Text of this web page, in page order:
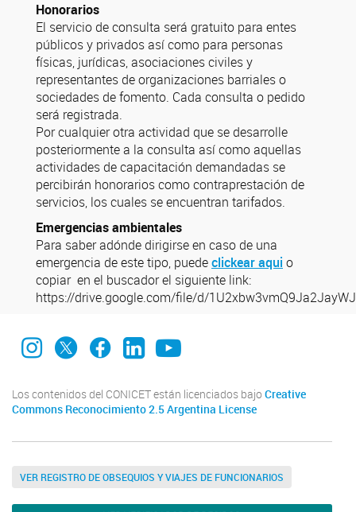
Honorarios
El servicio de consulta será gratuito para entes
públicos y privados así como para personas
físicas, jurídicas, asociaciones civiles y
representantes de organizaciones barriales o
sociedades de fomento. Cada consulta o pedido
será registrada.
Por cualquier otra actividad que se desarrolle
posteriormente a la consulta así como aquellas
actividades de capacitación demandadas se
percibirán honorarios como contraprestación de
servicios, los cuales se encuentran tarifados.
Emergencias ambientales
Para saber adónde dirigirse en caso de una
emergencia de este tipo, puedeclickear aqui o
copiar en el buscador el siguiente link:
https://drive.google.com/file/d/
INEDES Instagram
INEDES X INEDES Facebook
INEDES LinkedIn
INEDES YouTube
Los contenidos del CONICET están licenciados bajo Creative
Commons Reconocimiento 2.5 Argentina License
VER REGISTRO DE OBSEQUIOS Y VIAJES DE FUNCIONARIOS